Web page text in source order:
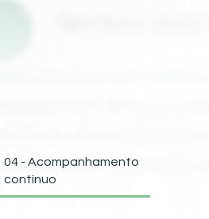
04 - Acompanhamento
contínuo